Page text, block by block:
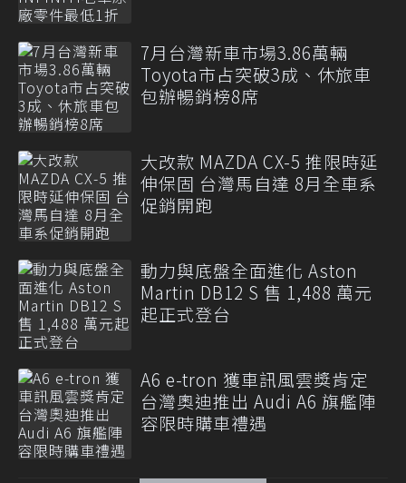
7月台灣新車市場3.86萬輛
Toyota市占突破3成、休旅車
包辦暢銷榜8席
大改款 MAZDA CX-5 推限時延
伸保固 台灣馬自達 8月全車系
促銷開跑
動力與底盤全面進化 Aston
Martin DB12 S 售 1,488 萬元
起正式登台
A6 e-tron 獲車訊風雲獎肯定
台灣奧迪推出 Audi A6 旗艦陣
容限時購車禮遇